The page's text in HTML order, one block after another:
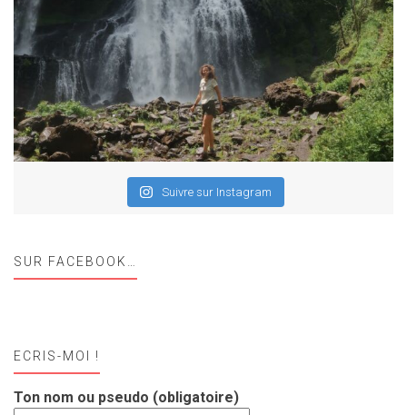
Suivre sur Instagram
SUR FACEBOOK…
ECRIS-MOI !
Ton nom ou pseudo (obligatoire)